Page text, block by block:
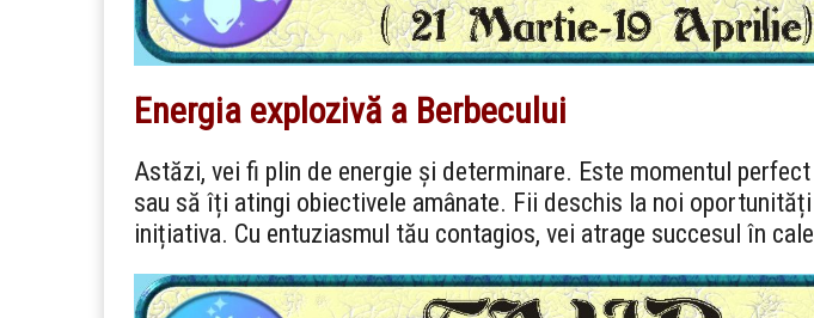
Energia explozivă a Berbecului
Astăzi, vei fi plin de energie și determinare. Este momentul
sau să îți atingi obiectivele amânate. Fii deschis la noi
inițiativa. Cu entuziasmul tău contagios, vei atrage succesul în